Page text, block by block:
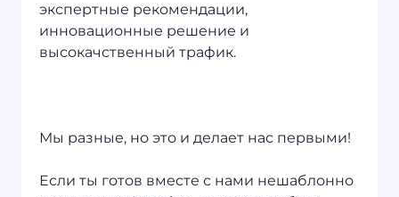
экспертные рекомендации,
инновационные решение и
высокачственный трафик.
Мы разные, но это и делает нас первыми!
Если ты готов вместе с нами нешаблонно